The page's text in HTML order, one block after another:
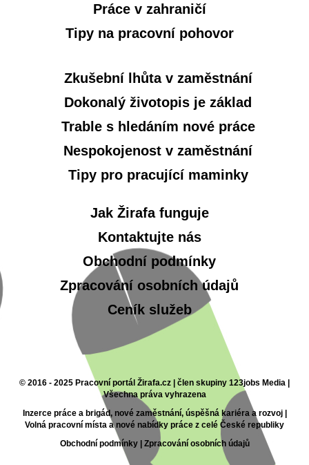
Práce v zahraničí
Tipy na pracovní pohovor
Zkušební lhůta v zaměstnání
Dokonalý životopis je základ
Trable s hledáním nové práce
Nespokojenost v zaměstnání
Tipy pro pracující maminky
Jak Žirafa funguje
Kontaktujte nás
Obchodní podmínky
Zpracování osobních údajů
Ceník služeb
© 2016 - 2025 Pracovní portál Žirafa.cz | člen skupiny 123jobs Media |
Všechna práva vyhrazena
Inzerce práce a brigád, nové zaměstnání, úspěšná kariéra a rozvoj |
Volná pracovní místa a nové nabídky práce z celé České republiky
Obchodní podmínky| Zpracování osobních údajů